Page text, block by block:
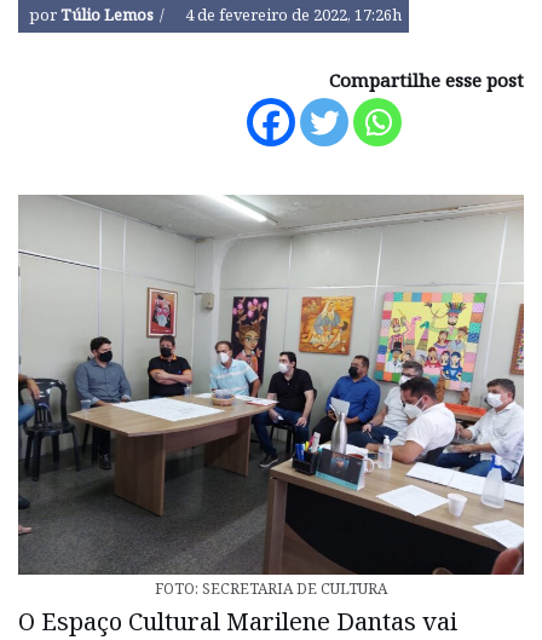
porTúlio Lemos 4 de fevereiro de 2022, 17:26h
Compartilhe esse post
FOTO: SECRETARIA DE CULTURA
O Espaço Cultural Marilene Dantas vai